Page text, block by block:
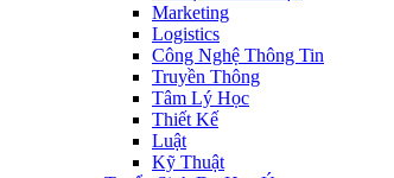
Marketing
Logistics
Công Nghệ Thông Tin
Truyền Thông
Tâm Lý Học
Thiết Kế
Luật
Kỹ Thuật